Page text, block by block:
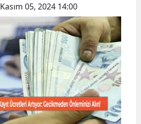
Bingöl
Bitlis
Bolu
Burdur
Bursa
Çanakkale
Kasım 05, 2024 14:00